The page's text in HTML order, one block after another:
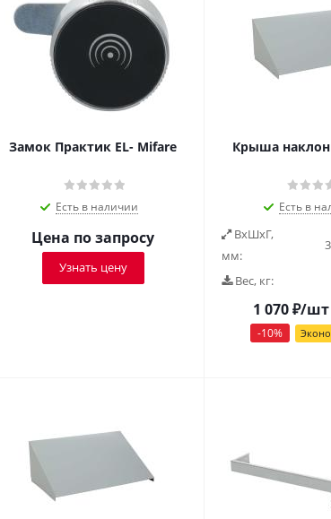
Замок Практик EL- Mifare
Есть в наличии
Цена по запросу
Узнать цену
Крыша
Есть в
ВxШxГ,
мм:
Вес, кг:
1 070₽/шт
-10%